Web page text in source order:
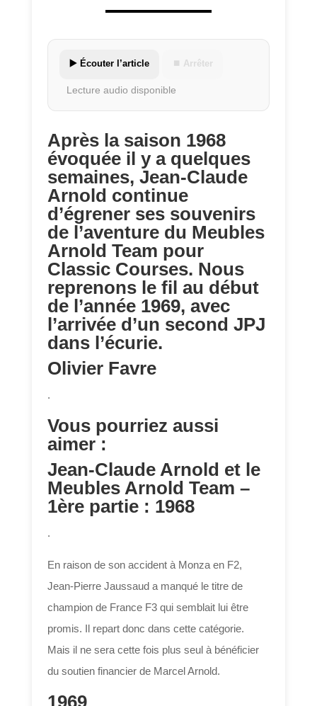
▶️ Écouter l’article ⏹ Arrêter
Lecture audio disponible
Après la saison 1968
évoquée il y a quelques
semaines, Jean-Claude
Arnold continue
d’égrener ses souvenirs
de l’aventure du Meubles
Arnold Team pour
Classic Courses. Nous
reprenons le fil au début
de l’année 1969, avec
l’arrivée d’un second JPJ
dans l’écurie.
Olivier Favre
.
Vous pourriez aussi
aimer :
Jean-Claude Arnold et le
Meubles Arnold Team –
1ère partie : 1968
.
En raison de son accident à Monza en F2,
Jean-Pierre Jaussaud a manqué le titre de
champion de France F3 qui semblait lui être
promis. Il repart donc dans cette catégorie.
Mais il ne sera cette fois plus seul à bénéficier
du soutien financier de Marcel Arnold.